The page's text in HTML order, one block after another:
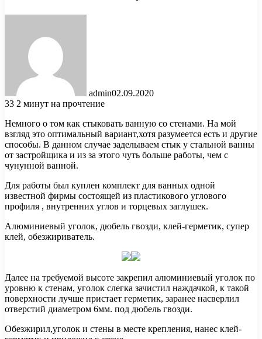
admin02.09.2020
33 2 минут на прочтение
Немного о том как стыковать ванную со стенами. На мой
взгляд это оптимальный вариант,хотя разумеется есть и другие
способы. В данном случае заделываем стык у стальной ванны
от застройщика и из за этого чуть больше работы, чем с
чунунной ванной.
Для работы был куплен комплект для ванных одной
известной фирмы состоящей из пластикового углового
профиля , внутренних углов и торцевых заглушек.
Алюминиевый уголок, дюбель гвозди, клей-герметик, супер
клей, обезжириватель.
Далее на требуемой высоте закрепил алюминиевый уголок по
уровню к стенам, уголок слегка зачистил наждачкой, к такой
поверхности лучше пристает герметик, заранее насверлил
отверстий диаметром 6мм. под дюбель гвозди.
Обезжирил,уголок и стены в месте крепления, нанес клей-